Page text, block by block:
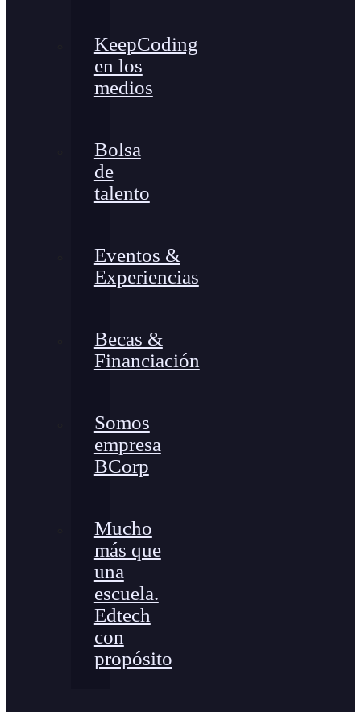
KeepCoding
en los
medios
Bolsa
de
talento
Eventos &
Experiencias
Becas &
Financiación
Somos
empresa
BCorp
Mucho
más que
una
escuela.
Edtech
con
propósito